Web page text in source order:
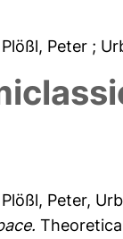
Peter ;
Plößl, Peter,